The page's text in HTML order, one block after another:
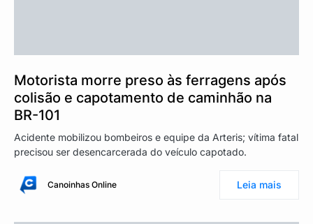
Motorista morre preso às ferragens após
colisão e capotamento de caminhão na
BR-101
Acidente mobilizou bombeiros e equipe da Arteris; vítima fatal
precisou ser desencarcerada do veículo capotado.
Canoinhas Online Leia mais